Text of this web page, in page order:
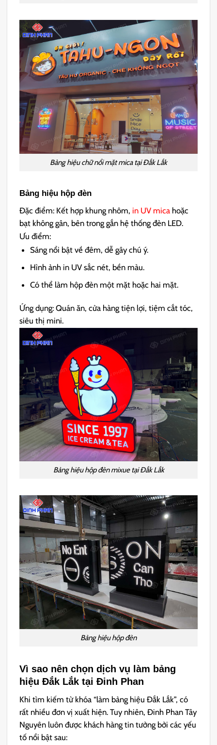
Bảng hiệu chữ nổi mặt mica tại Đắk Lắk
Bảng hiệu hộp đèn
Đặc điểm: Kết hợp khung nhôm, in UV mica hoặc
bạt không gân, bên trong gắn hệ thống đèn LED.
Ưu điểm:
Sáng nổi bật về đêm, dễ gây chú ý.
Hình ảnh in UV sắc nét, bền màu.
Có thể làm hộp đèn một mặt hoặc hai mặt.
Ứng dụng: Quán ăn, cửa hàng tiện lợi, tiệm cắt tóc,
siêu thị mini.
Bảng hiệu hộp đèn mixue tại Đắk Lắk
Bảng hiệu hộp đèn
Vì sao nên chọn dịch vụ làm bảng
hiệu Đắk Lắk tại Đinh Phan
Khi tìm kiếm từ khóa “làm bảng hiệu Đắk Lắk”, có
rất nhiều đơn vị xuất hiện. Tuy nhiên, Đinh Phan Tây
Nguyên luôn được khách hàng tin tưởng bởi các yếu
tố nổi bật sau: